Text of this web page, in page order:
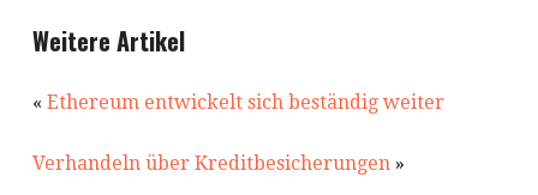
Weitere Artikel
« Ethereum entwickelt sich beständig weiter
Verhandeln über Kreditbesicherungen»